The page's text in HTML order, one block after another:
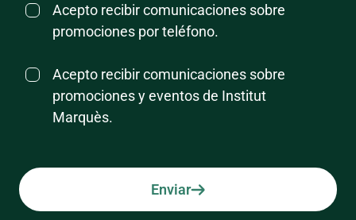
Acepto recibir comunicaciones sobre
promociones por teléfono.
Acepto recibir comunicaciones sobre
promociones y eventos de Institut
Marquès.
Enviar